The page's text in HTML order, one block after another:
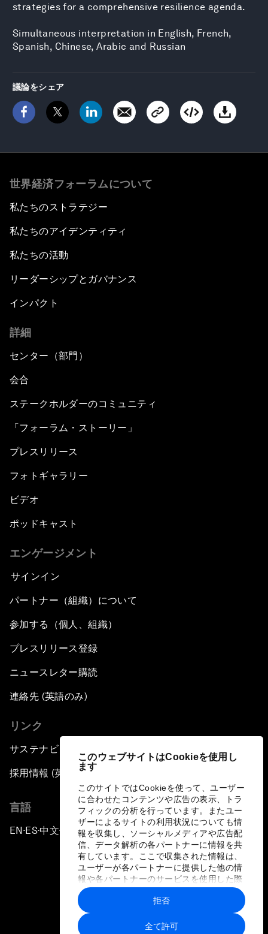
このウェブサイトはCookieを使用し
ます
このサイトではCookieを使って、ユーザー
に合わせたコンテンツや広告の表示、トラ
フィックの分析を行っています。またユー
ザーによるサイトの利用状況についても情
報を収集し、ソーシャルメディアや広告配
信、データ解析の各パートナーに情報を共
有しています。ここで収集された情報は、
ユーザーが各パートナーに提供した他の情
報や各パートナーのサービスを使用した際
に収集された情報と組み合わされ、各パー
トナーによって使用されることがありま
す。
全て許可
拒否
strategies for a comprehensive resilience agenda.
Simultaneous interpretation in English, French,
Spanish, Chinese, Arabic and Russian
議論をシェア
世界経済フォーラムについて
私たちのストラテジー
私たちのアイデンティティ
私たちの活動
リーダーシップとガバナンス
インパクト
詳細
センター（部門）
会合
ステークホルダーのコミュニティ
「フォーラム・ストーリー」
プレスリリース
フォトギャラリー
ビデオ
ポッドキャスト
エンゲージメント
サインイン
パートナー（組織）について
参加する（個人、組織）
プレスリリース登録
ニュースレター購読
連絡先 (英語のみ)
リンク
サステナビリティへの取り組み
採用情報 (英語のみ)
言語
EN ▪ES▪中文▪ 日本語
プライバシーポリシーと利用規約